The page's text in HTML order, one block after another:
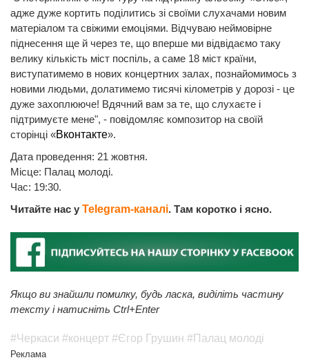
адже дуже кортить поділитись зі своїми слухачами новим
матеріалом та свіжими емоціями. Відчуваю неймовірне
піднесення ще й через те, що вперше ми відвідаємо таку
велику кількість міст поспіль, а саме 18 міст країни,
виступатимемо в нових концертних залах, познайомимось з
новими людьми, долатимемо тисячі кілометрів у дорозі - це
дуже захоплююче! Вдячний вам за те, що слухаєте і
підтримуєте мене", - повідомляє композитор на своїй
сторінці «Вконтакте».
Дата проведення: 21 жовтня.
Місце: Палац молоді.
Час: 19:30.
Читайте нас у Telegram-каналі. Там коротко і ясно.
Якщо ви знайшли помилку, будь ласка, виділіть частину
тексту і натисніть Ctrl+Enter
#Черкаси #концерт #Єгор Грушин #Палац молоді
Реклама